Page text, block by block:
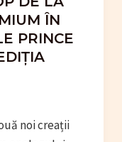
ÎN
PRINCE
noi creații